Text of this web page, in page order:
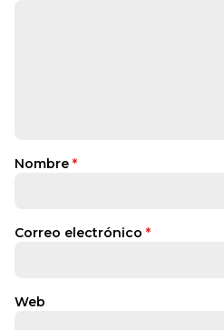
Nombre *
Correo electrónico *
Web